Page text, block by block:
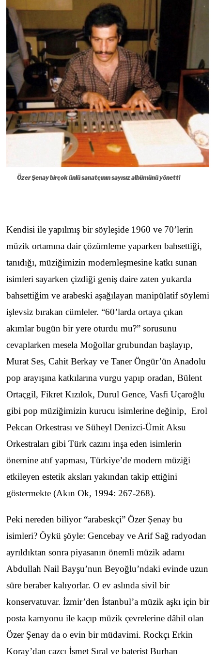
Özer Şenay birçok ünlü sanatçının sayısız albümünü yönetti
Kendisi ile yapılmış bir söyleşide 1960 ve 70’lerin
müzik ortamına dair çözümleme yaparken bahsettiği,
tanıdığı, müziğimizin modernleşmesine katkı sunan
isimleri sayarken çizdiği geniş daire zaten yukarda
bahsettiğim ve arabeski aşağılayan manipülatif söylemi
işlevsiz bırakan cümleler. “60’larda ortaya çıkan
akımlar bugün bir yere oturdu mu?” sorusunu
cevaplarken mesela Moğollar grubundan başlayıp,
Murat Ses, Cahit Berkay ve Taner Öngür’ün Anadolu
pop arayışına katkılarına vurgu yapıp oradan, Bülent
Ortaçgil, Fikret Kızılok, Durul Gence, Vasfi Uçaroğlu
gibi pop müziğimizin kurucu isimlerine değinip, Erol
Pekcan Orkestrası ve Süheyl Denizci-Ümit Aksu
Orkestraları gibi Türk cazını inşa eden isimlerin
önemine atıf yapması, Türkiye’de modern müziği
etkileyen estetik aksları yakından takip ettiğini
göstermekte (Akın Ok, 1994: 267-268).
Peki nereden biliyor “arabeskçi” Özer Şenay bu
isimleri? Öykü şöyle: Gencebay ve Arif Sağ radyodan
ayrıldıktan sonra piyasanın önemli müzik adamı
Abdullah Nail Bayşu’nun Beyoğlu’ndaki evinde uzun
süre beraber kalıyorlar. O ev aslında sivil bir
konservatuvar. İzmir’den İstanbul’a müzik aşkı için bir
posta kamyonu ile kaçıp müzik çevrelerine dâhil olan
Özer Şenay da o evin bir müdavimi. Rockçı Erkin
Koray’dan cazcı İsmet Sıral ve baterist Burhan